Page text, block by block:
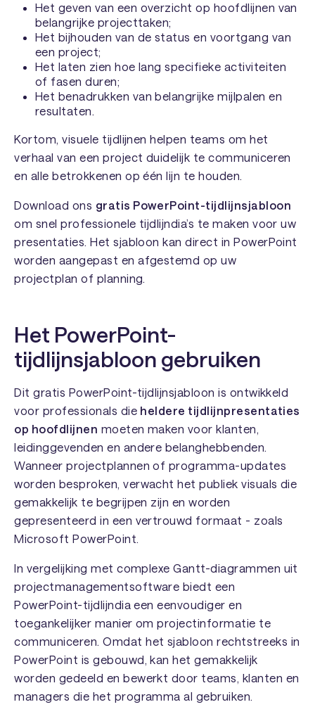
Het geven van een overzicht op hoofdlijnen van
belangrijke projecttaken;
Het bijhouden van de status en voortgang van
een project;
Het laten zien hoe lang specifieke activiteiten
of fasen duren;
Het benadrukken van belangrijke mijlpalen en
resultaten.
Kortom, visuele tijdlijnen helpen teams om het
verhaal van een project duidelijk te communiceren
en alle betrokkenen op één lijn te houden.
Download ons gratis PowerPoint-tijdlijnsjabloon
om snel professionele tijdlijndia’s te maken voor uw
presentaties. Het sjabloon kan direct in PowerPoint
worden aangepast en afgestemd op uw
projectplan of planning.
Het PowerPoint-
tijdlijnsjabloon gebruiken
Dit gratis PowerPoint-tijdlijnsjabloon is ontwikkeld
voor professionals die heldere tijdlijnpresentaties
op hoofdlijnen moeten maken voor klanten,
leidinggevenden en andere belanghebbenden.
Wanneer projectplannen of programma-updates
worden besproken, verwacht het publiek visuals die
gemakkelijk te begrijpen zijn en worden
gepresenteerd in een vertrouwd formaat - zoals
Microsoft PowerPoint.
In vergelijking met complexe Gantt-diagrammen uit
projectmanagementsoftware biedt een
PowerPoint-tijdlijndia een eenvoudiger en
toegankelijker manier om projectinformatie te
communiceren. Omdat het sjabloon rechtstreeks in
PowerPoint is gebouwd, kan het gemakkelijk
worden gedeeld en bewerkt door teams, klanten en
managers die het programma al gebruiken.